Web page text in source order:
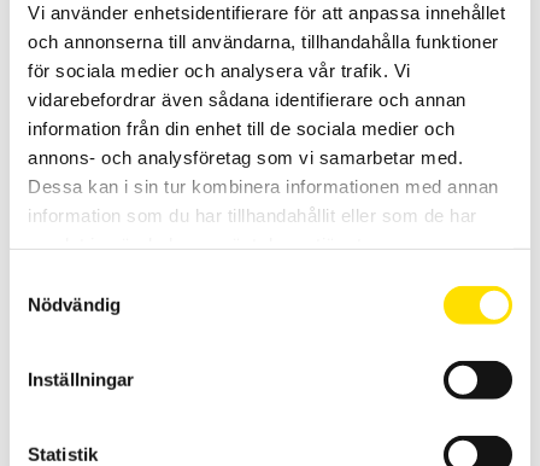
Vi använder enhetsidentifierare för att anpassa innehållet
och annonserna till användarna, tillhandahålla funktioner
för sociala medier och analysera vår trafik. Vi
vidarebefordrar även sådana identifierare och annan
information från din enhet till de sociala medier och
annons- och analysföretag som vi samarbetar med.
Dessa kan i sin tur kombinera informationen med annan
information som du har tillhandahållit eller som de har
Nödvändig
Inställningar
Statistik
GSV 3USB – 2 kanalig lastcellsförstärkare
Lastcellsförstärkaren GSV-3USBx2 från ME Meßsysteme är en
användarvänlig förstärkare med hög noggrannhet.
4,500.00 KR LÄS MER
ME Accelerometer AS28, +/- 10mV/V